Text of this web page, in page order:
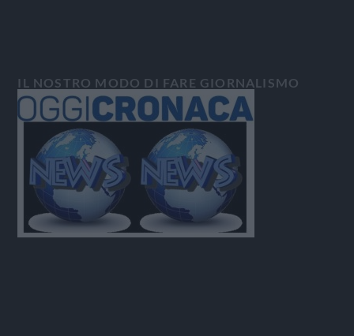
IL NOSTRO MODO DI FARE GIORNALISMO